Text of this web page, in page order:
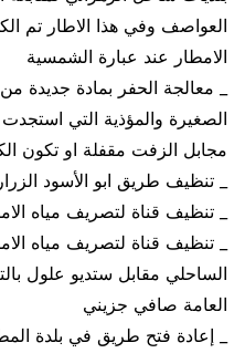
العواصف وفي هذا الاطار تم
الامطار عند عبارة الشمسية
_ معالجة الحفر بمادة جديدة
الصغيرة والمؤذية التي
مجابل الزفت مقفلة او تكون
_ تنظيف طريق ابو الأسود
_ تنظيف قناة لتصريف مياه
_ تنظيف قناة لتصريف مياه
الساحلي مقابل ستديو علول
العامة صافي جزيني
_ إعادة فتح طريق في بلدة